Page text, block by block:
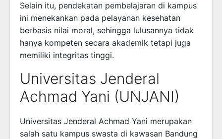
Selain itu, pendekatan pembelajaran di kampus
ini menekankan pada pelayanan kesehatan
berbasis nilai moral, sehingga lulusannya tidak
hanya kompeten secara akademik tetapi juga
memiliki integritas tinggi.
Universitas Jenderal
Achmad Yani (UNJANI)
Universitas Jenderal Achmad Yani merupakan
salah satu kampus swasta di kawasan Bandung